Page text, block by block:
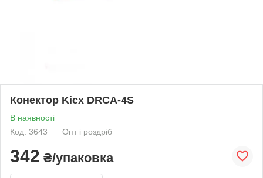
Конектор Kicx DRCA-4S
В наявності
Код: 3643
Опт і роздріб
342 ₴/упаковка